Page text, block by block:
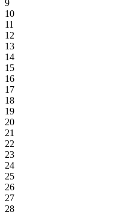
9
10
11
12
13
14
15
16
17
18
19
20
21
22
23
24
25
26
27
28